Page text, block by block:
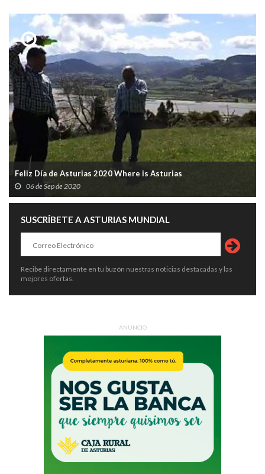
Feliz Día de Asturias 2020 Where is Asturias
06 de Sep de 2020
SUSCRÍBETE A ASTURIAS MUNDIAL
Recibe directamente en tu buzón nuestras noticias destacadas y las
mejores ofertas.
ANUNCIO